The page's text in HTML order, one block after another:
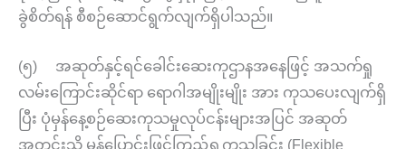
ခွဲစိတ်ရန် စီစဉ်ဆောင်ရွက်လျက်ရှိပါသည်။
(၅) အဆုတ်နှင့်ရင်ခေါင်းဆေးကုဌာနအနေဖြင့် အသက်ရှု
လမ်းကြောင်းဆိုင်ရာ ရောဂါအမျိုးမျိုး အား ကုသပေးလျက်ရှိ
ပြီး ပုံမှန်နေ့စဉ်ဆေးကုသမှုလုပ်ငန်းများအပြင် အဆုတ်
အတွင်းသို့ မှန်ပြောင်းဖြင့်ကြည့်ရှု့ကုသခြင်း (Flexible